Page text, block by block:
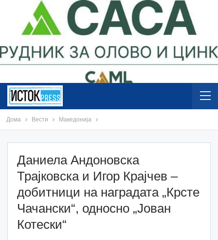
Дома Вести Македонија
Даниела Андоновска
Трајковска и Игор Крајчев –
добитници на наградата „Крсте
Чачански“, односно „Јован
Котески“